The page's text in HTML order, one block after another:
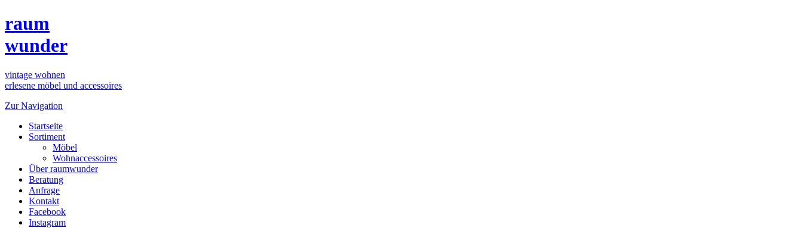
raum
wunder
vintage wohnen
erlesene möbel und accessoires
Zur Navigation
Startseite
Sortiment
Möbel
Wohnaccessoires
Über raumwunder
Beratung
Anfrage
Kontakt
Facebook
Instagram